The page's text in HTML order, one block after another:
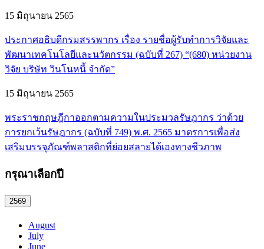
15 มิถุนายน 2565
ประกาศอธิบดีกรมสรรพากร เรื่อง รายชื่อผู้รับทำการวิจัยและ
พัฒนาเทคโนโลยีและนวัตกรรม (ฉบับที่ 267) “(680) หน่วยงาน
วิจัย บริษัท วินโนหนี้ จำกัด”
15 มิถุนายน 2565
พระราชกฤษฎีกาออกตามความในประมวลรัษฎากร ว่าด้วย
การยกเว้นรัษฎากร (ฉบับที่ 749) พ.ศ. 2565 มาตรการเพื่อส่ง
เสริมบรรจุภัณฑ์พลาสติกที่ย่อยสลายได้เองทางชีวภาพ
กรุณาเลือกปี
2569
August
July
June